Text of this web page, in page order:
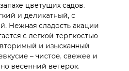
цветущих садов.
и деликатный, с
Нежная сладость акации
с легкой терпкостью
и изысканный
– чистое, свежее и
весенний ветерок.